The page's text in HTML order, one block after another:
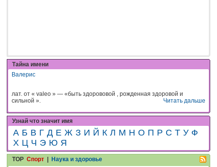
Тайна имени
Валерис
лат. от « valeo » — «быть здорововой , рожденная здоровой и
сильной ».
Читать дальше
Узнай что значит имя
А Б В Г Д Е Ж З И Й К Л М Н О П Р С Т У Ф
Х Ц Ч Э Ю Я
TOP Спорт | Наука и здоровье